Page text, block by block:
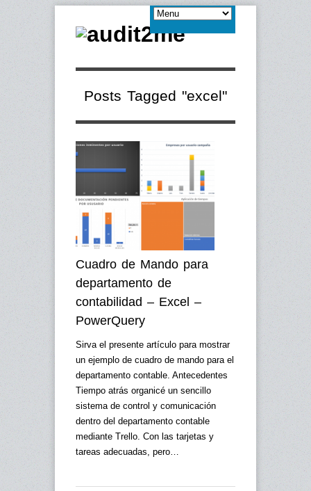
Posts Tagged "excel"
Cuadro de Mando para
departamento de
contabilidad – Excel –
PowerQuery
Sirva el presente artículo para mostrar
un ejemplo de cuadro de mando para el
departamento contable. Antecedentes
Tiempo atrás organicé un sencillo
sistema de control y comunicación
dentro del departamento contable
mediante Trello. Con las tarjetas y
tareas adecuadas, pero…